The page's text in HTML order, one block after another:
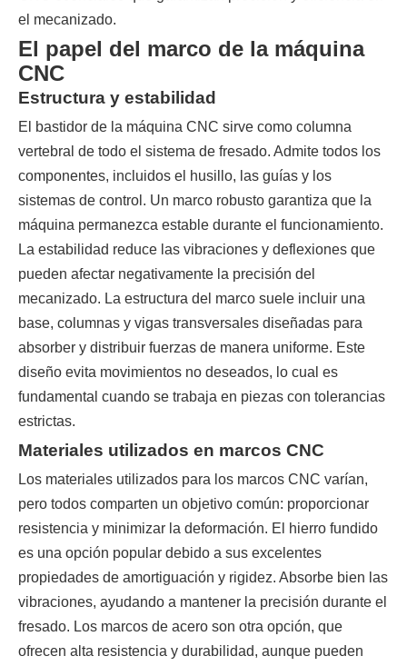
el mecanizado.
El papel del marco de la máquina
CNC
Estructura y estabilidad
El bastidor de la máquina CNC sirve como columna
vertebral de todo el sistema de fresado. Admite todos los
componentes, incluidos el husillo, las guías y los
sistemas de control. Un marco robusto garantiza que la
máquina permanezca estable durante el funcionamiento.
La estabilidad reduce las vibraciones y deflexiones que
pueden afectar negativamente la precisión del
mecanizado. La estructura del marco suele incluir una
base, columnas y vigas transversales diseñadas para
absorber y distribuir fuerzas de manera uniforme. Este
diseño evita movimientos no deseados, lo cual es
fundamental cuando se trabaja en piezas con tolerancias
estrictas.
Materiales utilizados en marcos CNC
Los materiales utilizados para los marcos CNC varían,
pero todos comparten un objetivo común: proporcionar
resistencia y minimizar la deformación. El hierro fundido
es una opción popular debido a sus excelentes
propiedades de amortiguación y rigidez. Absorbe bien las
vibraciones, ayudando a mantener la precisión durante el
fresado. Los marcos de acero son otra opción, que
ofrecen alta resistencia y durabilidad, aunque pueden